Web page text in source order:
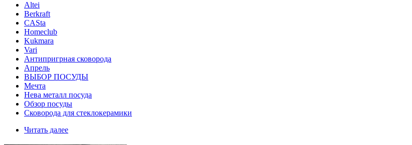
Altei
Berkraft
CASta
Homeclub
Kukmara
Vari
Антипригрная сковорода
Апрель
ВЫБОР ПОСУДЫ
Мечта
Нева металл посуда
Обзор посуды
Сковорода для стеклокерамики
Читать далее